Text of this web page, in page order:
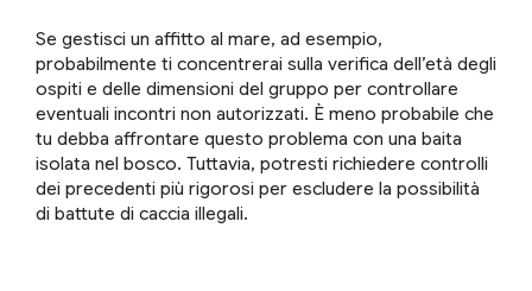
Se gestisci un affitto al mare, ad esempio,
probabilmente ti concentrerai sulla verifica dell’età degli
ospiti e delle dimensioni del gruppo per controllare
eventuali incontri non autorizzati. È meno probabile che
tu debba affrontare questo problema con una baita
isolata nel bosco. Tuttavia, potresti richiedere controlli
dei precedenti più rigorosi per escludere la possibilità
di battute di caccia illegali.